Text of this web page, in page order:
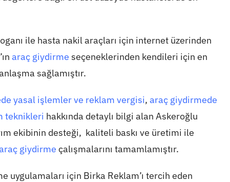
ile hasta nakil araçları için internet üzerinden
araç giydirme seçeneklerinden kendileri için en
sağlamıştır.
yasal işlemler ve reklam vergisi,araç giydirmede
teknikleri hakkında detaylı bilgi alan Askeroğlu
ekibinin desteği, kaliteli baskı ve üretimi ile
giydirme çalışmalarını tamamlamıştır.
için Birka Reklam’ı tercih eden